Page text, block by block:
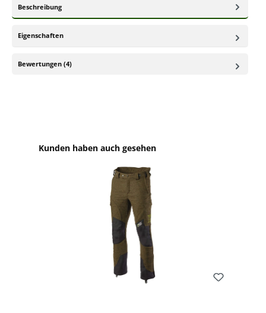
Beschreibung
Eigenschaften
Bewertungen (4)
Produktgalerie überspringen
Kunden haben auch gesehen